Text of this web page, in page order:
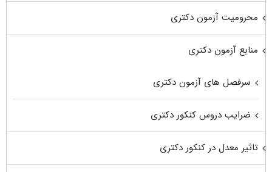
محرومیت آزمون دکتری
منابع آزمون دکتری
سرفصل های آزمون دکتری
ضرایب دروس کنکور دکتری
تاثیر معدل در کنکور دکتری